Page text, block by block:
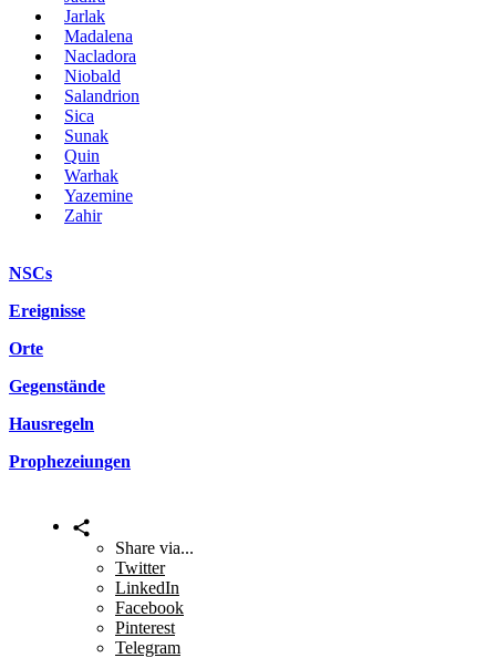
Jarlak
Madalena
Nacladora
Niobald
Salandrion
Sica
Sunak
Quin
Warhak
Yazemine
Zahir
NSCs
Ereignisse
Orte
Gegenstände
Hausregeln
Prophezeiungen
Share via...
Twitter
LinkedIn
Facebook
Pinterest
Telegram